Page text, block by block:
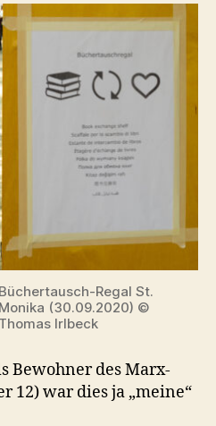
Büchertausch-Regal St.
Monika (30.09.2020) ©
Thomas Irlbeck
Bewohner des Marx-
12) war dies ja „meine“